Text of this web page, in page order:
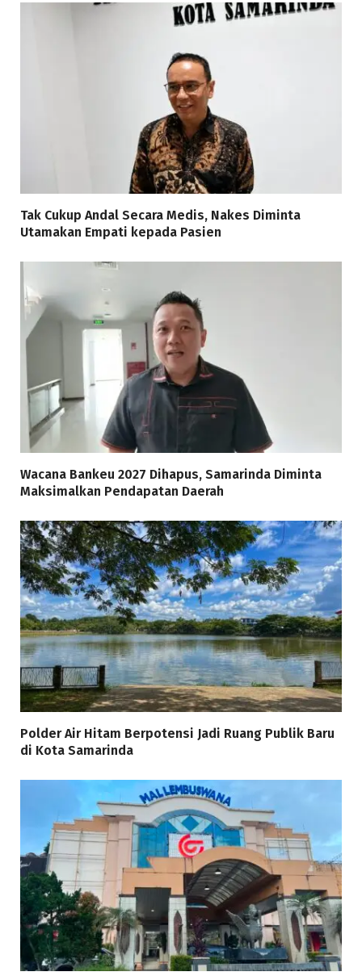
Tak Cukup Andal Secara Medis, Nakes Diminta
Utamakan Empati kepada Pasien
Wacana Bankeu 2027 Dihapus, Samarinda Diminta
Maksimalkan Pendapatan Daerah
Polder Air Hitam Berpotensi Jadi Ruang Publik Baru
di Kota Samarinda